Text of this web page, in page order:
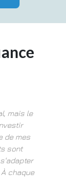
et Charly avaient
il y a quelques
top : riche
bon
beaucoup de
suggéré de